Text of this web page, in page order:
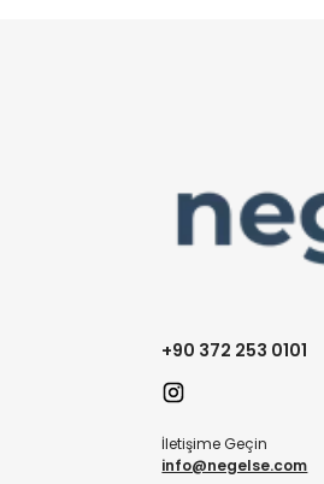
+90 372 253 0101
İletişime Geçin
info@negelse.com